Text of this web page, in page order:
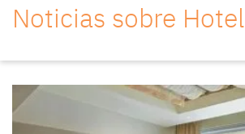
Noticias sobre Hotel